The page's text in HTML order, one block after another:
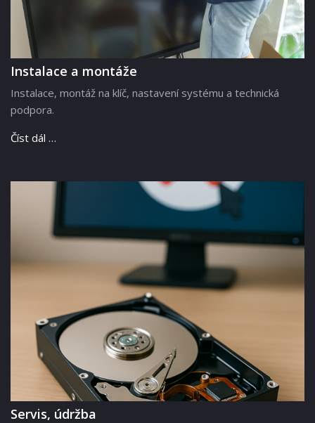
Instalace a montáže
Instalace, montáž na klíč, nastavení systému a technická
podpora.
Číst dál …
Servis, údržba